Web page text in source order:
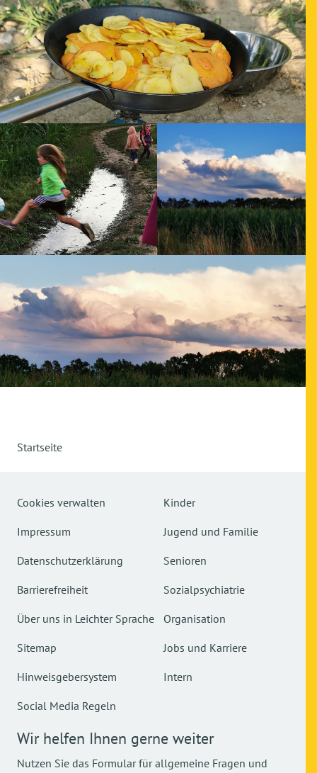
Startseite
Cookies verwalten
Impressum
Datenschutzerklärung
Barrierefreiheit
Über uns in Leichter Sprache
Sitemap
Hinweisgebersystem
Social Media Regeln
Kinder
Jugend und Familie
Senioren
Sozialpsychiatrie
Organisation
Jobs und Karriere
Intern
Wir helfen Ihnen gerne weiter
Nutzen Sie das Formular für allgemeine Fragen und